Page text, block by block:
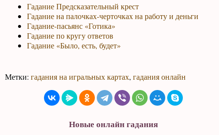
Гадание Предсказательный крест
Гадание на палочках-черточках на работу и деньги
Гадание-пасьянс «Готика»
Гадание по кругу ответов
Гадание «Было, есть, будет»
Метки:гадания на игральных картах,гадания онлайн
Новые онлайн гадания